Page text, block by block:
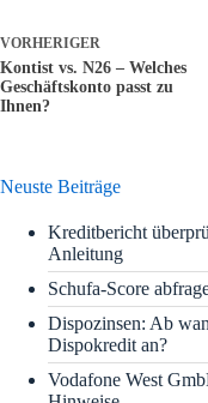
VORHERIGER
Kontist vs. N26 – Welches
Geschäftskonto passt zu
Ihnen?
Neuste Beiträge
Kreditbericht
Anleitung
Schufa-Score
Dispozinsen: Ab
Dispokredit an?
Vodafone West